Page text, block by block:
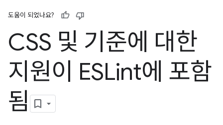
도움이 되었나요?
CSS 및 기준에 대한
지원이 ESLint에 포함
됨